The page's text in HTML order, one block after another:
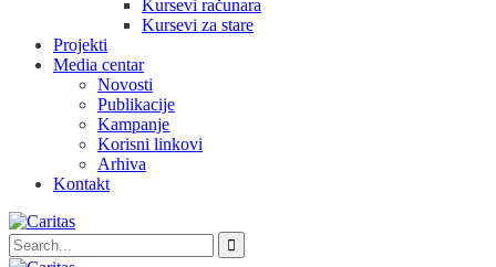
Kursevi računara
Kursevi za stare
Projekti
Media centar
Novosti
Publikacije
Kampanje
Korisni linkovi
Arhiva
Kontakt